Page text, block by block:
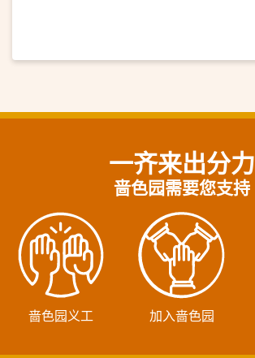
一齐来出分力
啬色园需要您支持
啬色园义工 加入啬色园